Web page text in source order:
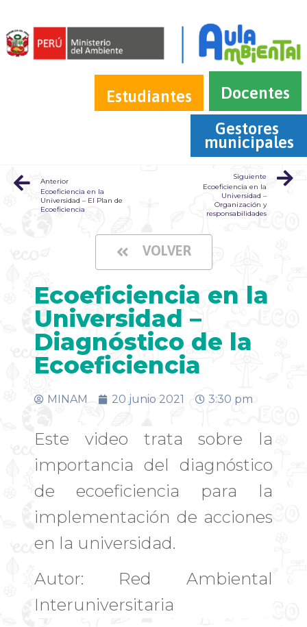
Estudiantes
Docentes
Gestores
municipales
Anterior
Ecoeficiencia en la
Universidad – El Plan de
Ecoeficiencia
Siguiente
Ecoeficiencia en la
Universidad –
Organización y
responsabilidades
VOLVER
Ecoeficiencia en la
Universidad –
Diagnóstico de la
Ecoeficiencia
MINAM 20 junio 2021 3:30 pm
Este video trata sobre la
importancia del diagnóstico
de ecoeficiencia para la
implementación de acciones
en la universidad.
Autor: Red Ambiental
Interuniversitaria